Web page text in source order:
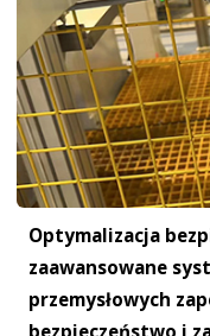
Optymalizacja
zaawansowane
przemysłowych
bezpieczeństwo i